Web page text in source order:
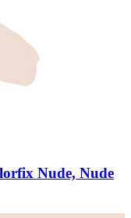
Nude, Nude